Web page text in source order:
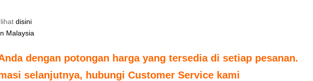
disini
Malaysia
dengan potongan harga yang tersedia di setiap pesanan.
selanjutnya, hubungi Customer Service kami